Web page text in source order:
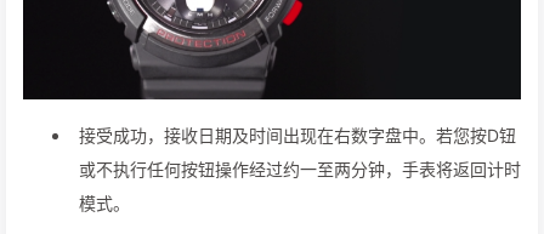
接受成功，接收日期及时间出现在右数字盘中。若您按D钮
或不执行任何按钮操作经过约一至两分钟，手表将返回计时
模式。